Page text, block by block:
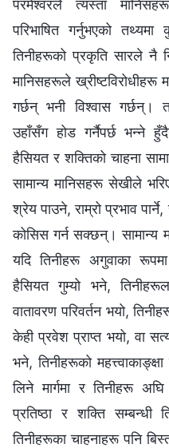
परमेश्‍वरले त्यस्ता
परिभाषित गर्नुभएको
तिनीहरूको प्रकृति सारले नै
मानिसहरूले ख्रीष्टविरोधीहरू
गर्छन् भनी विश्‍वास गर्छन्।
उहाँसँग होड गर्नैपर्छ भन्ने
हैसियत र शक्तिको चाहना
सामान्य मानिसहरू सेखीले
श्रेय पाउने, राम्रो प्रभाव पार्ने,
कोसिस गर्न सक्छन्। सामान्य
यदि तिनीहरू अगुवाका
हैसियत गुम्यो भने,
वातावरण परिवर्तन भयो,
केही प्रवेश प्राप्त भयो, वा
भने, तिनीहरूको
लिने मार्गमा र तिनीहरू
प्रतिष्ठा र शक्ति सम्‍बन्धी
तिनीहरूका चाहनाहरू पनि